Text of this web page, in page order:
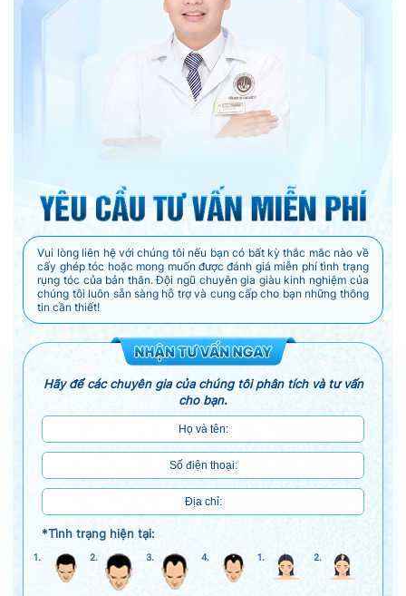
Vui lòng liên hệ với chúng tôi nếu bạn có bất kỳ thắc mắc nào về
cấy ghép tóc hoặc mong muốn được đánh giá miễn phí tình trạng
rụng tóc của bản thân. Đội ngũ chuyên gia giàu kinh nghiệm của
chúng tôi luôn sẵn sàng hỗ trợ và cung cấp cho bạn những thông
tin cần thiết!
Hãy để các chuyên gia của chúng tôi phân tích và tư vấn
cho bạn.
*Tình trạng hiện tại:
1. 2. 3. 4. 1. 2.